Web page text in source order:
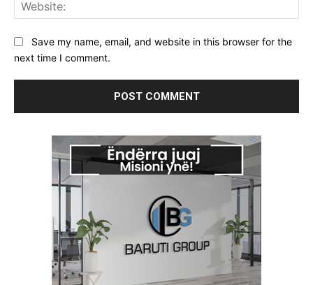
Save my name, email, and website in this browser for the
next time I comment.